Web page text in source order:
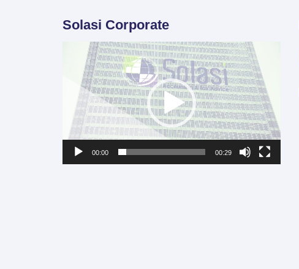
Solasi Corporate
Video
Player
00:00 00:29